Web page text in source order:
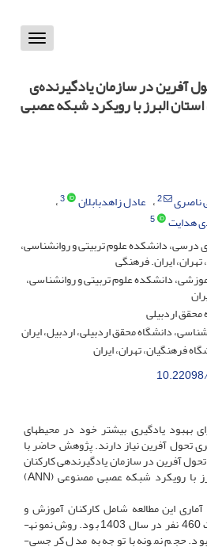
Toggle
آفرین در سازمان یادگیرنده‌ی
البرز با رویکرد شبکه عصبی
ناصری 2 عادل زاهدبابلان 3
هدایت
5
درسی، دانشکده علوم تربیتی و روانشناسی،
ایران. فرهنگی
دانشکده علوم تربیتی و روانشناسی،
اردبیلی
دانشگاه محقق اردبیلی، اردبیل، ایران
فرهنگیان، تهران، ایران
بهبود یادگیری بیشتر خود در محیط­های
تحول آفرین نیاز دارند. پژوهش حاضر با
آفرین در سازمان یادگیرنده­ی کارکنان
آموزش و پرورش استان البرز با رویکرد شبکه عصبی مصنوعی (ANN)
آماری این مطالعه شامل کارکنان آموزش و
پرورش استان البرز با جمعیت 460 نفر در سال 1403 ­بود. روش نمونه­
حجم نمونه با توجه به مدل کرجسی-